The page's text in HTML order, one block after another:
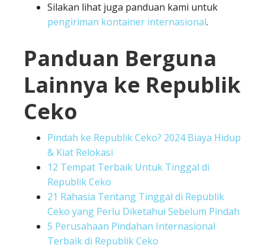
Silakan lihat juga panduan kami untuk
pengiriman kontainer internasional.
Panduan Berguna
Lainnya ke Republik
Ceko
Pindah ke Republik Ceko? 2024 Biaya Hidup
& Kiat Relokasi
12 Tempat Terbaik Untuk Tinggal di
Republik Ceko
21 Rahasia Tentang Tinggal di Republik
Ceko yang Perlu Diketahui Sebelum Pindah
5 Perusahaan Pindahan Internasional
Terbaik di Republik Ceko